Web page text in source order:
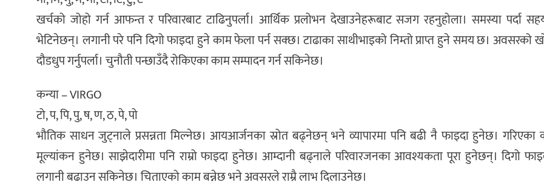
खर्चको जोहो गर्न आफन्त र परिवारबाट टाढिनुपर्ला। आर्थिक प्रलोभन देखाउनेहरूबाट सजग रहनुहोला। समस्या पर्दा
भेटिनेछन्। लगानी परे पनि दिगो फाइदा हुने काम फेला पर्न सक्छ। टाढाका साथीभाइको निम्तो प्राप्त हुने समय छ। अवसरको
दौडधुप गर्नुपर्ला। चुनौती पन्छाउँदै रोकिएका काम सम्पादन गर्न सकिनेछ।
कन्या – VIRGO
टो, प, पि, पु, ष, ण, ठ, पे, पो
भौतिक साधन जुट्नाले प्रसन्नता मिल्नेछ। आयआर्जनका स्रोत बढ्नेछन् भने व्यापारमा पनि बढी नै फाइदा हुनेछ। गरिएका
मूल्यांकन हुनेछ। साझेदारीमा पनि राम्रो फाइदा हुनेछ। आम्दानी बढ्नाले परिवारजनका आवश्यकता पूरा हुनेछन्। दिगो
लगानी बढाउन सकिनेछ। चिताएको काम बन्नेछ भने अवसरले राम्रै लाभ दिलाउनेछ।